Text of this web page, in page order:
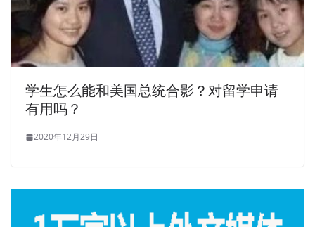
学生怎么能和美国总统合影？对留学申请
有用吗？
2020年12月29日